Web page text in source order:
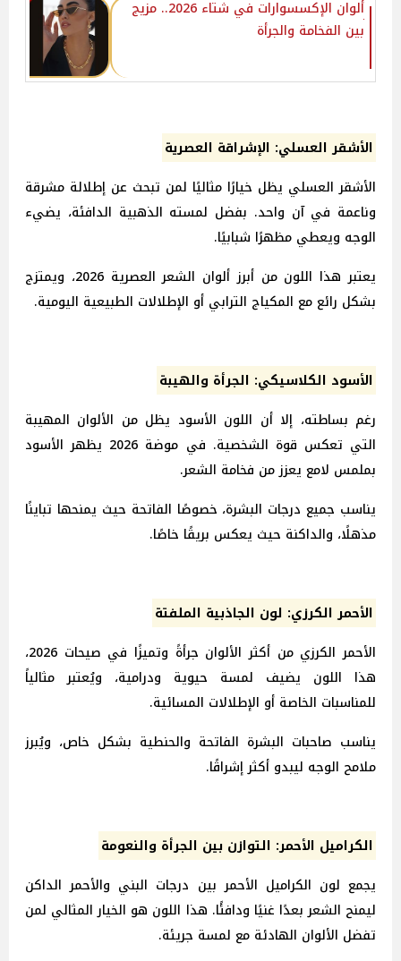
ألوان الإكسسوارات في شتاء 2026.. مزيج
بين الفخامة والجرأة
الأشقر العسلي: الإشراقة العصرية
الأشقر العسلي يظل خيارًا مثاليًا لمن تبحث عن إطلالة مشرقة
وناعمة في آن واحد. بفضل لمسته الذهبية الدافئة، يضيء
الوجه ويعطي مظهرًا شبابيًا.
يعتبر هذا اللون من أبرز ألوان الشعر العصرية 2026، ويمتزج
بشكل رائع مع المكياج الترابي أو الإطلالات الطبيعية اليومية.
الأسود الكلاسيكي: الجرأة والهيبة
رغم بساطته، إلا أن اللون الأسود يظل من الألوان المهيبة
التي تعكس قوة الشخصية. في موضة 2026 يظهر الأسود
بملمس لامع يعزز من فخامة الشعر.
يناسب جميع درجات البشرة، خصوصًا الفاتحة حيث يمنحها تباينًا
مذهلًا، والداكنة حيث يعكس بريقًا خاصًا.
الأحمر الكرزي: لون الجاذبية الملفتة
الأحمر الكرزي من أكثر الألوان جرأةً وتميزًا في صيحات 2026،
هذا اللون يضيف لمسة حيوية ودرامية، ويُعتبر مثالياً
للمناسبات الخاصة أو الإطلالات المسائية.
يناسب صاحبات البشرة الفاتحة والحنطية بشكل خاص، ويُبرز
ملامح الوجه ليبدو أكثر إشراقًا.
الكراميل الأحمر: التوازن بين الجرأة والنعومة
يجمع لون الكراميل الأحمر بين درجات البني والأحمر الداكن
ليمنح الشعر بعدًا غنيًا ودافئًا. هذا اللون هو الخيار المثالي لمن
تفضل الألوان الهادئة مع لمسة جريئة.